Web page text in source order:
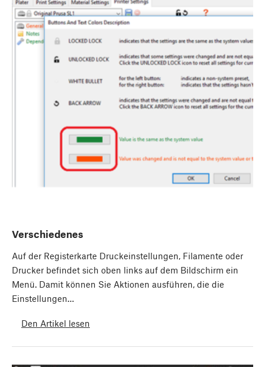
Verschiedenes
Auf der Registerkarte Druckeinstellungen, Filamente oder
Drucker befindet sich oben links auf dem Bildschirm ein
Menü. Damit können Sie Aktionen ausführen, die die
Einstellungen…
Den Artikel lesen